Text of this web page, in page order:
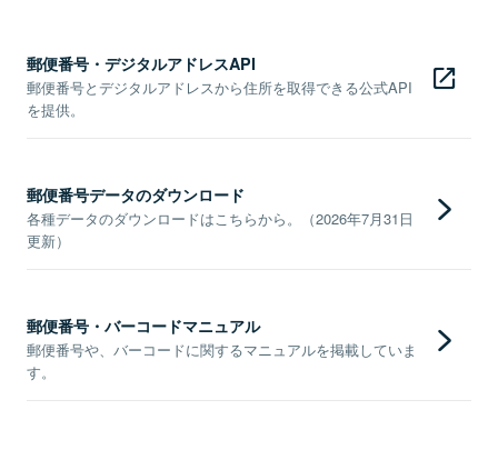
郵便番号・デジタルアドレスAPI
郵便番号とデジタルアドレスから住所を取得できる公式API
を提供。
郵便番号データのダウンロード
各種データのダウンロードはこちらから。（2026年7月31日
更新）
郵便番号・バーコードマニュアル
郵便番号や、バーコードに関するマニュアルを掲載していま
す。